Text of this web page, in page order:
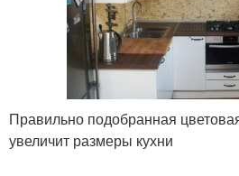
Правильно подобранная
увеличит размеры кухни